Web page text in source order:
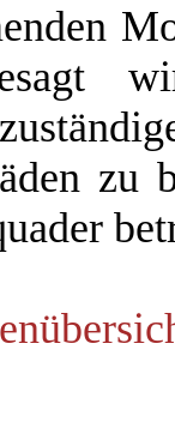
zu